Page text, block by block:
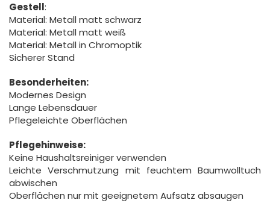
Gestell:
Material: Metall matt schwarz
Material: Metall matt weiß
Material: Metall in Chromoptik
Sicherer Stand
Besonderheiten:
Modernes Design
Lange Lebensdauer
Pflegeleichte Oberflächen
Pflegehinweise:
Keine Haushaltsreiniger verwenden
Leichte Verschmutzung mit feuchtem Baumwolltuch
abwischen
Oberflächen nur mit geeignetem Aufsatz absaugen